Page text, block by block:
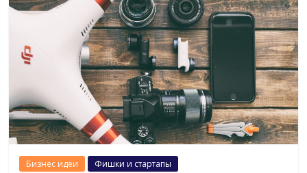
Бизнес идеи Фишки и стартапы